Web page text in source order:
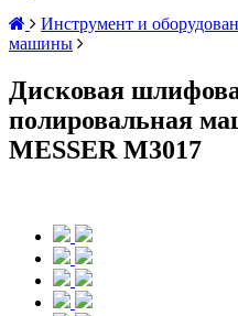
Инструмент и
машины
Дисковая
полировальная
MESSER M3017